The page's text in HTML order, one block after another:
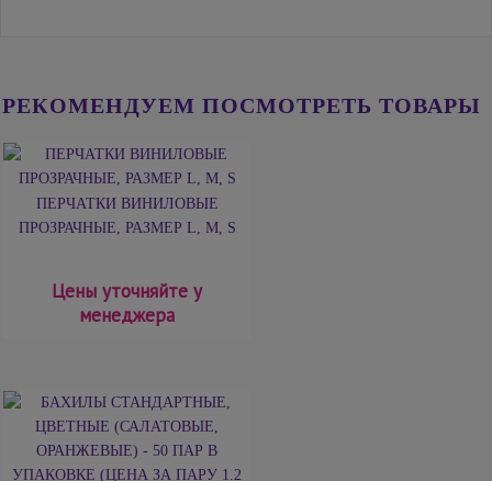
РЕКОМЕНДУЕМ ПОСМОТРЕТЬ ТОВАРЫ
ПЕРЧАТКИ ВИНИЛОВЫЕ
ПРОЗРАЧНЫЕ, РАЗМЕР L, М, S
Цены уточняйте у
менеджера